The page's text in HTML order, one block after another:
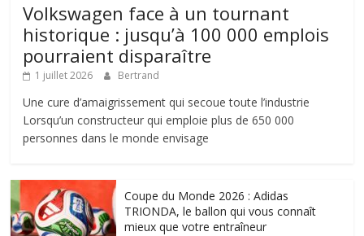
Volkswagen face à un tournant
historique : jusqu’à 100 000 emplois
pourraient disparaître
1 juillet 2026 Bertrand
Une cure d’amaigrissement qui secoue toute l’industrie
Lorsqu’un constructeur qui emploie plus de 650 000
personnes dans le monde envisage
Coupe du Monde 2026 : Adidas
TRIONDA, le ballon qui vous connaît
mieux que votre entraîneur